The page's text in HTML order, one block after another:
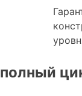
полный